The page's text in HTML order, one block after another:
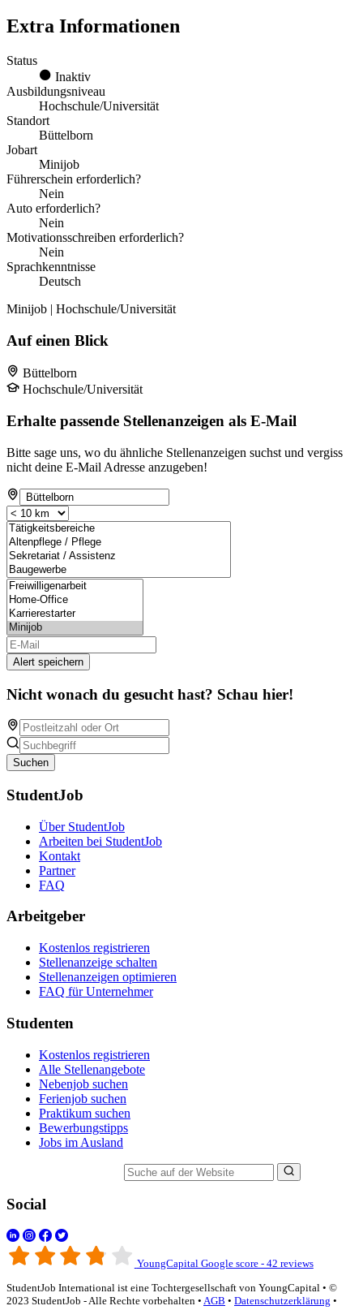
Extra Informationen
Status
Inaktiv
Ausbildungsniveau
Hochschule/Universität
Standort
Büttelborn
Jobart
Minijob
Führerschein erforderlich?
Nein
Auto erforderlich?
Nein
Motivationsschreiben erforderlich?
Nein
Sprachkenntnisse
Deutsch
Minijob | Hochschule/Universität
Auf einen Blick
Büttelborn
Hochschule/Universität
Erhalte passende Stellenanzeigen als E-Mail
Bitte sage uns, wo du ähnliche Stellenanzeigen suchst und vergiss
nicht deine E-Mail Adresse anzugeben!
Alert speichern
Nicht wonach du gesucht hast? Schau hier!
Suchen
StudentJob
Über StudentJob
Arbeiten bei StudentJob
Kontakt
Partner
FAQ
Arbeitgeber
Kostenlos registrieren
Stellenanzeige schalten
Stellenanzeigen optimieren
FAQ für Unternehmer
Studenten
Kostenlos registrieren
Alle Stellenangebote
Nebenjob suchen
Ferienjob suchen
Praktikum suchen
Bewerbungstipps
Jobs im Ausland
Social
YoungCapital Google score - 42 reviews
StudentJob International ist eine Tochtergesellschaft von YoungCapital • ©
2023 StudentJob - Alle Rechte vorbehalten • AGB • Datenschutzerklärung •